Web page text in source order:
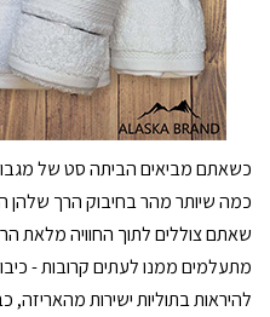
כשאתם מביאים הביתה סט של
כמה שיותר מהר בחיבוק הרך
שאתם צוללים לתוך החוויה מלאת
מתעלמים ממנו לעתים קרובות -
להיראות בתוליות ישירות מהאריזה,